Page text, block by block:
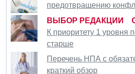
предотвращению
ВЫБОР РЕДАКЦИИ
К приоритету 1 уровня
старше
Перечень НПА с
краткий обзор